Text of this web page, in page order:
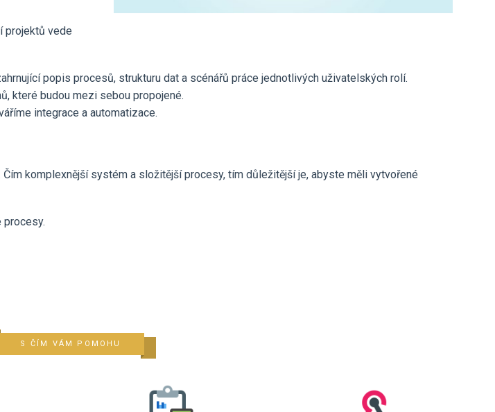
projektů vede
popis procesů, strukturu dat a scénářů práce jednotlivých uživatelských rolí.
které budou mezi sebou propojené.
integrace a automatizace.
Čím komplexnější systém a složitější procesy, tím důležitější je, abyste měli vytvořené
procesy.
S ČÍM VÁM POMOHU